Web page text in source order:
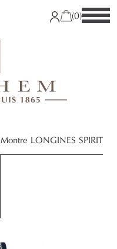
(0)
Montre LONGINES SPIRIT